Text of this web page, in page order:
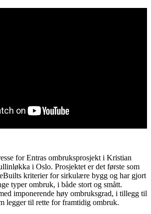
for Entras ombruksprosjekt i Kristian
i Oslo. Prosjektet er det første som
kriterier for sirkulære bygg og har gjort
typer ombruk, i både stort og smått.
imponerende høy ombruksgrad, i tillegg til
legger til rette for framtidig ombruk.